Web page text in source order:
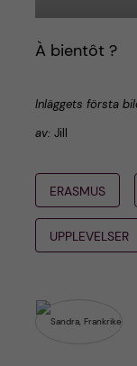
À bientôt ?
Inläggets första
av: Jill
ERASMUS
UPPLEVELSER